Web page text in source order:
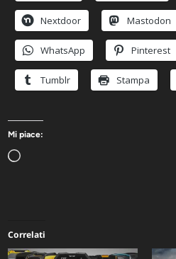
Nextdoor Mastodon
WhatsApp Pinterest
Tumblr Stampa
Mi piace:
Caricamento
Correlati